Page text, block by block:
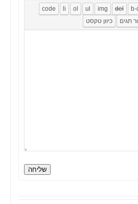
שליחה